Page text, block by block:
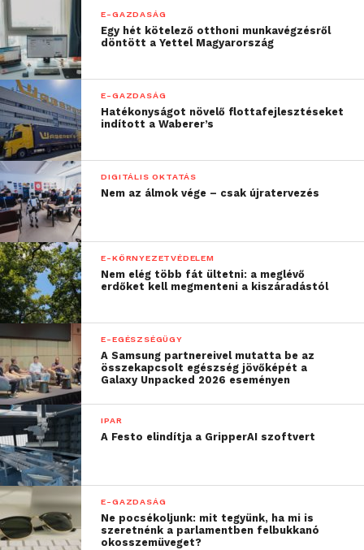
vált a növekedés
mozgatórugójává”
– mutatott rá Ryan Smith, az SAP által felvásárolt
Qualtrics vezetője.
E-GAZDASÁG
Egy hét kötelező otthoni munkavégzésről
döntött a Yettel Magyarország
E-GAZDASÁG
Hatékonyságot növelő flottafejlesztéseket
indított a Waberer’s
DIGITÁLIS OKTATÁS
Nem az álmok vége – csak újratervezés
E-KÖRNYEZETVÉDELEM
Nem elég több fát ültetni: a meglévő
erdőket kell megmenteni a kiszáradástól
E-EGÉSZSÉGÜGY
A Samsung partnereivel mutatta be az
összekapcsolt egészség jövőképét a
Galaxy Unpacked 2026 eseményen
IPAR
A Festo elindítja a GripperAI szoftvert
E-GAZDASÁG
Ne pocsékoljunk: mit tegyünk, ha mi is
szeretnénk a parlamentben felbukkanó
okosszemüveget?